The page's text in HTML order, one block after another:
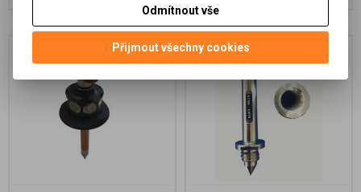
Odmítnout vše
Přijmout všechny cookies